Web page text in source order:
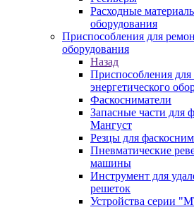
Расходные
оборудования
Приспособления для
оборудования
Назад
Приспособления для
энергетического
Фаскосниматели
Запасные части для
Мангуст
Резцы для
Пневматические
машины
Инструмент для
решеток
Устройства серии